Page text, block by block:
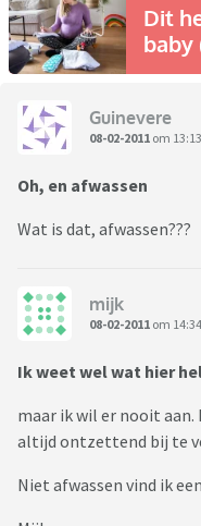
Dit
baby
Guinevere
08-02-2011 om 13:13
Oh, en afwassen
Wat is dat, afwassen???
mijk
08-02-2011 om 14:34
Ik weet wel wat hier
maar ik wil er nooit
altijd ontzettend bij te
Niet afwassen vind ik